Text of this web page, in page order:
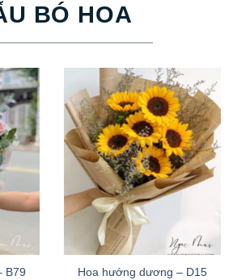
BÓ HOA
B79
Hoa hướng dương – D15